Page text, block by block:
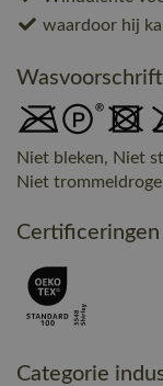
waardoor hij
Niet bleken, Niet
Niet
Certificeringen
Categorie